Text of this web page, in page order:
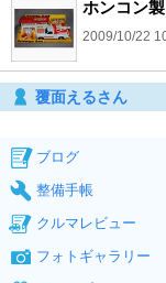
ホンコン
2009/10/22
覆面えるさん
ブログ
整備手帳
クルマレビュー
フォトギャラリー